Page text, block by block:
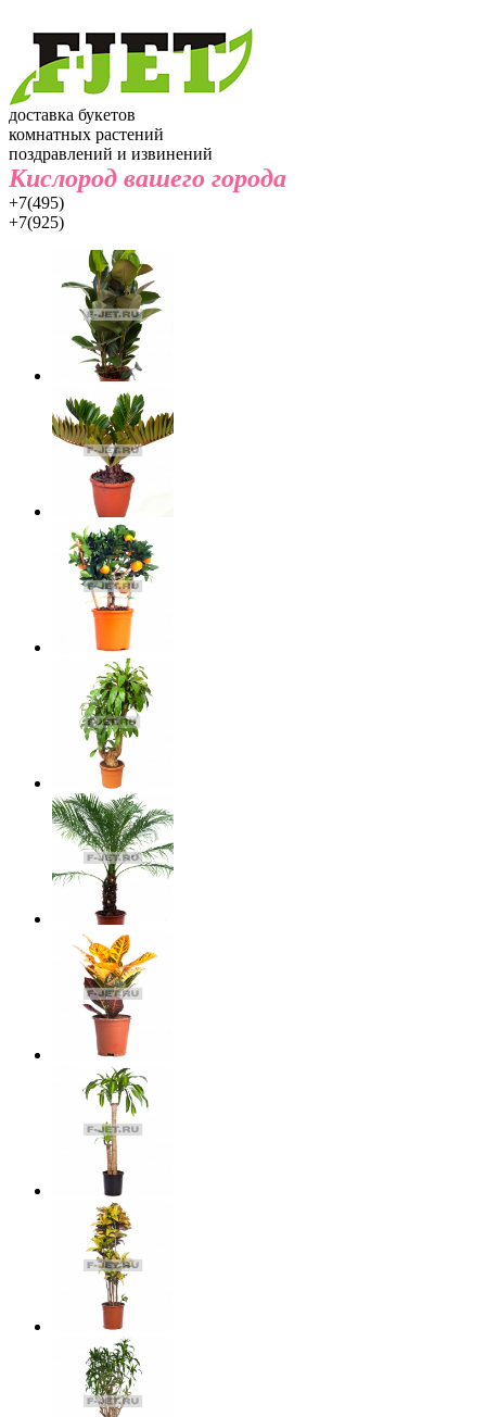
доставка букетов
комнатных растений
поздравлений и извинений
Кислород вашего города
+7(495)
+7(925)